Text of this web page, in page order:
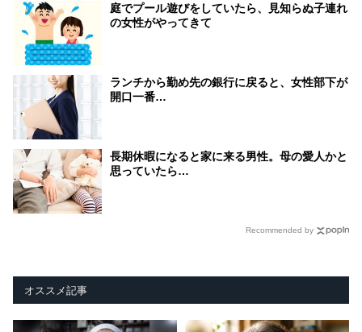
庭でプール遊びをしていたら、見知らぬ子連れ
の女性がやってきて
ランチから勤め先の銀行に戻ると、女性部下が
開口一番…
長期休暇になると家に来る男性。母の愛人かと
思っていたら…
Recommended by
オススメ記事